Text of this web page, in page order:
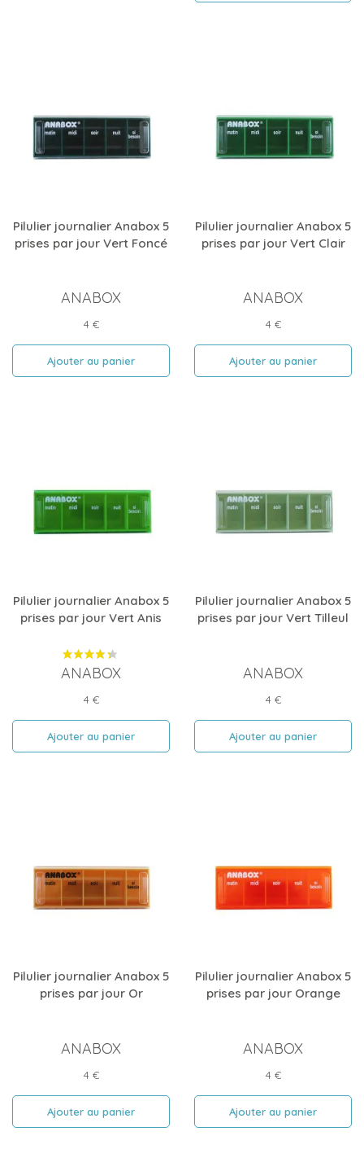
Pilulier journalier Anabox 5
prises par jour Vert Foncé
ANABOX
Prix
4 €
Ajouter au panier
Pilulier journalier Anabox 5
prises par jour Vert Clair
ANABOX
Prix
4 €
Ajouter au panier
Pilulier journalier Anabox 5
prises par jour Vert Anis
ANABOX
Prix
4 €
Ajouter au panier
Pilulier journalier Anabox 5
prises par jour Vert Tilleul
ANABOX
Prix
4 €
Ajouter au panier
Pilulier journalier Anabox 5
prises par jour Or
ANABOX
Prix
4 €
Ajouter au panier
Pilulier journalier Anabox 5
prises par jour Orange
ANABOX
Prix
4 €
Ajouter au panier